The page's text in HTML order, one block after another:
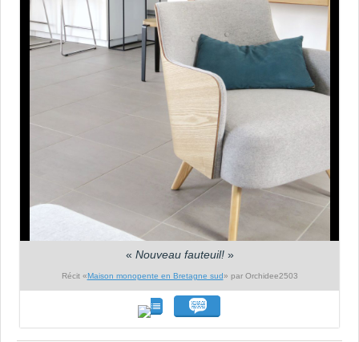
« Nouveau fauteuil!»
Récit «Maison monopente en Bretagne sud» par Orchidee2503